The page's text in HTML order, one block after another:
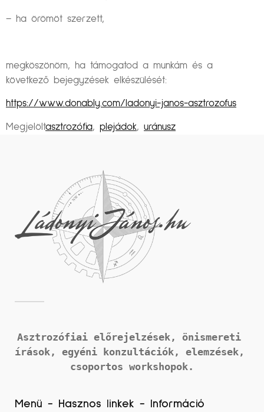
– ha örömöt szerzett,
megköszönöm, ha támogatod a munkám és a
következő bejegyzések elkészülését:
https://www.donably.com/ladonyi-janos-asztrozofus
Megjelöltasztrozófia, plejádok, uránusz
Asztrozófiai előrejelzések, önismereti
írások,
csoportos workshopok.
Menü - Hasznos linkek - Információ